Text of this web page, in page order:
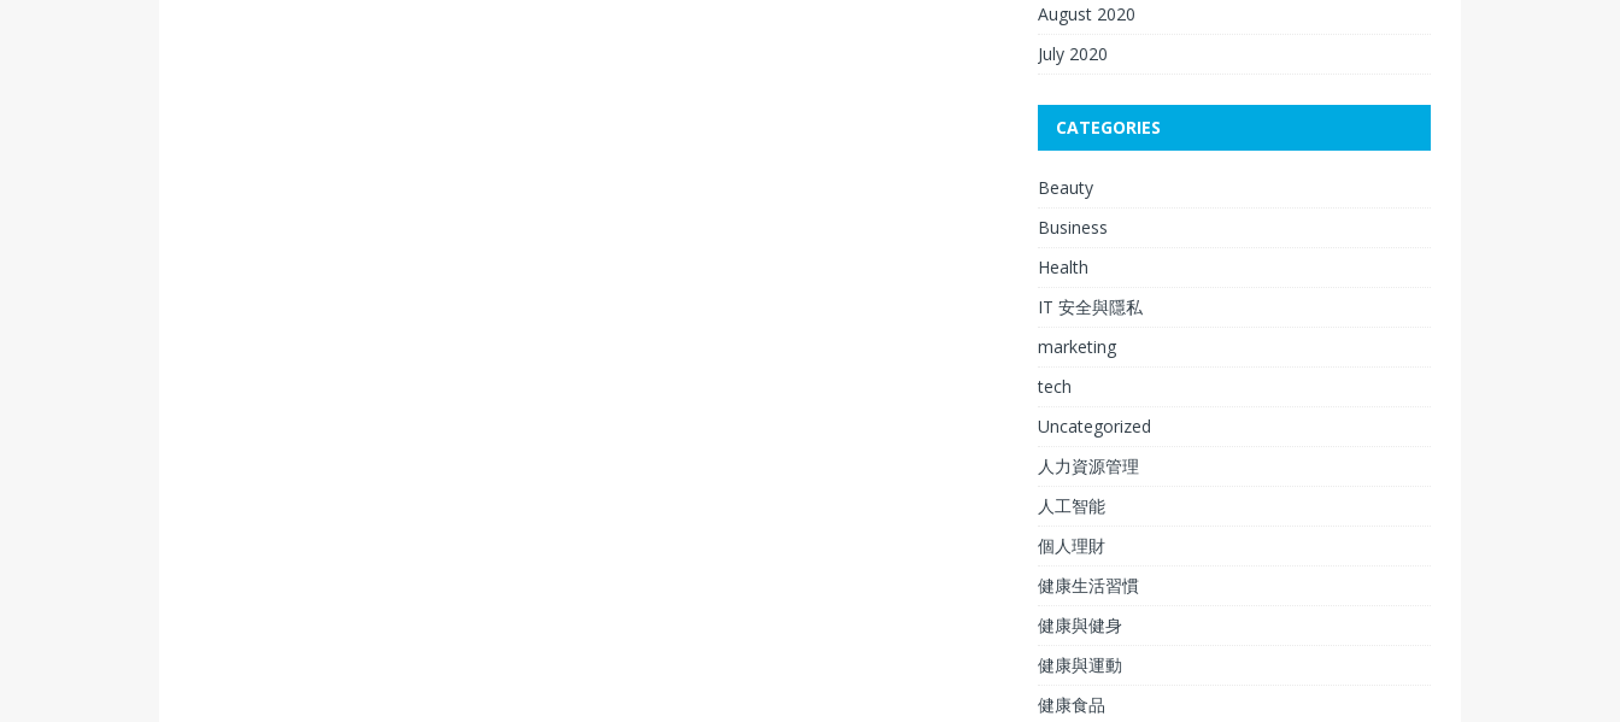
August 2020
July 2020
CATEGORIES
Beauty
Business
Health
IT 安全與隱私
marketing
tech
Uncategorized
人力資源管理
人工智能
個人理財
健康生活習慣
健康與健身
健康與運動
健康食品